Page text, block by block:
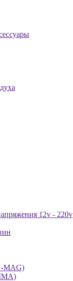
12v - 220v
MAG)